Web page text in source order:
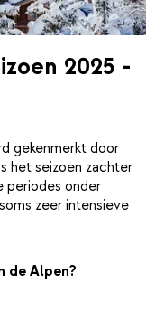
2025 -
gekenmerkt door
het seizoen zachter
periodes onder
zeer intensieve
de Alpen?